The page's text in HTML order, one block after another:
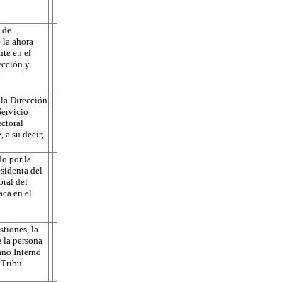
de
ahora
en el
y
Dirección
a su decir,
por la
del
del
en el
la
la persona
Interno